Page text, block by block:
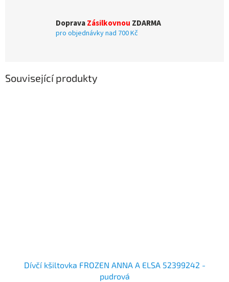
DopravaZásilkovnou ZDARMA
pro objednávky nad 700 Kč
Související produkty
Dívčí kšiltovka FROZEN ANNA A ELSA 52399242 -
pudrová